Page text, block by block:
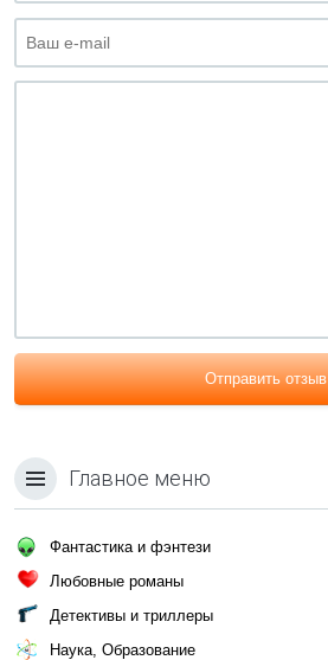
Отправить отзыв
Главное меню
Фантастика и фэнтези
Любовные романы
Детективы и триллеры
Наука, Образование